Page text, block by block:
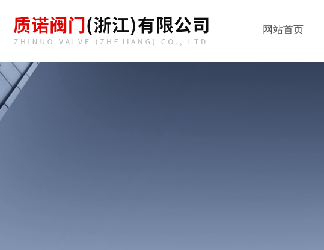
网站首页